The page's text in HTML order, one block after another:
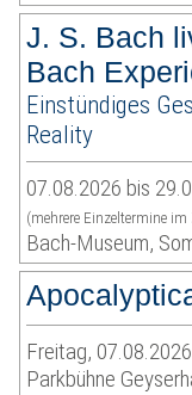
J. S. Bach
Bach
Einstündiges
Reality
07.08.2026 bis
(mehrere Einzeltermine
Bach-Museum,
Freitag,
Parkbühne